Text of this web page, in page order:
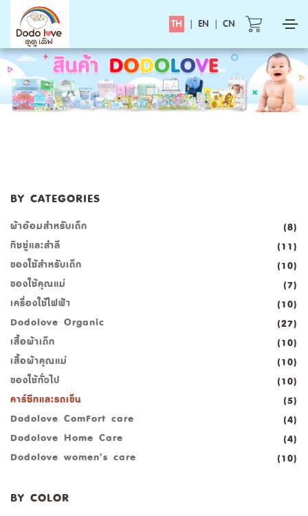
TH | EN | CN
BY CATEGORIES
ผ้าอ้อมสำหรับเด็ก
(8)
ทิชชู่และสำลี
(11)
ของใช้สำหรับเด็ก
(10)
ของใช้คุณแม่
(7)
เครื่องใช้ไฟฟ้า
(10)
Dodolove Organic
(27)
เสื้อผ้าเด็ก
(10)
เสื้อผ้าคุณแม่
(10)
ของใช้ทั่วไป
(10)
คาร์ซีทและรถเข็น
(5)
Dodolove ComFort care
(4)
Dodolove Home Care
(4)
Dodolove women’s care
(10)
BY COLOR